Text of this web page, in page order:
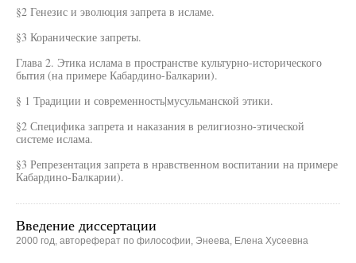
§2 Генезис и эволюция запрета в исламе.
§3 Коранические запреты.
Глава 2. Этика ислама в пространстве культурно-исторического
бытия (на примере Кабардино-Балкарии).
§ 1 Традиции и современность|мусульманской этики.
§2 Специфика запрета и наказания в религиозно-этической
системе ислама.
§3 Репрезентация запрета в нравственном воспитании на примере
Кабардино-Балкарии).
Введение диссертации
2000 год, автореферат по философии, Энеева, Елена Хусеевна